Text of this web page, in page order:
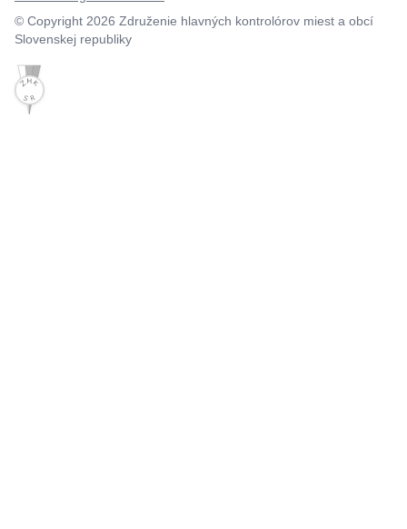
© Copyright 2026 Združenie hlavných kontrolórov miest a obcí
Slovenskej republiky